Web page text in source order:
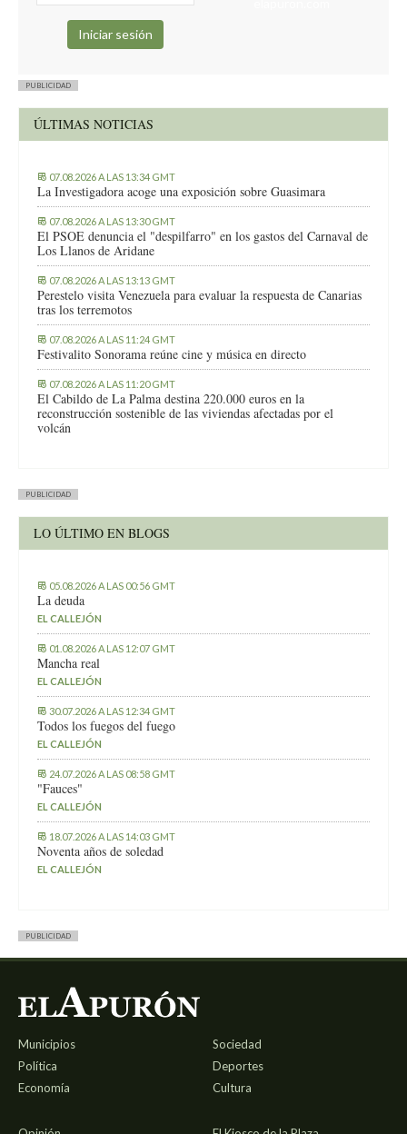
PUBLICIDAD
ÚLTIMAS NOTICIAS
07.08.2026 A LAS 13:34 GMT
La Investigadora acoge una exposición sobre Guasimara
07.08.2026 A LAS 13:30 GMT
El PSOE denuncia el "despilfarro" en los gastos del Carnaval de
Los Llanos de Aridane
07.08.2026 A LAS 13:13 GMT
Perestelo visita Venezuela para evaluar la respuesta de Canarias
tras los terremotos
07.08.2026 A LAS 11:24 GMT
Festivalito Sonorama reúne cine y música en directo
07.08.2026 A LAS 11:20 GMT
El Cabildo de La Palma destina 220.000 euros en la
reconstrucción sostenible de las viviendas afectadas por el
volcán
PUBLICIDAD
LO ÚLTIMO EN BLOGS
05.08.2026 A LAS 00:56 GMT
La deuda
EL CALLEJÓN
01.08.2026 A LAS 12:07 GMT
Mancha real
EL CALLEJÓN
30.07.2026 A LAS 12:34 GMT
Todos los fuegos del fuego
EL CALLEJÓN
24.07.2026 A LAS 08:58 GMT
"Fauces"
EL CALLEJÓN
18.07.2026 A LAS 14:03 GMT
Noventa años de soledad
EL CALLEJÓN
PUBLICIDAD
Municipios
Política
Economía
Sociedad
Deportes
Cultura